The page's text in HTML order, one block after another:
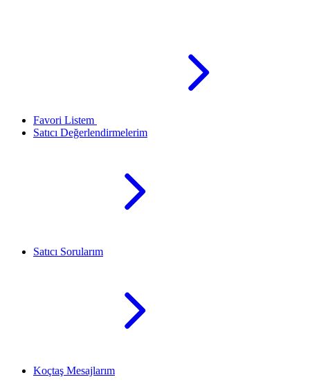
Favori Listem
Satıcı Değerlendirmelerim
Satıcı Sorularım
Koçtaş Mesajlarım